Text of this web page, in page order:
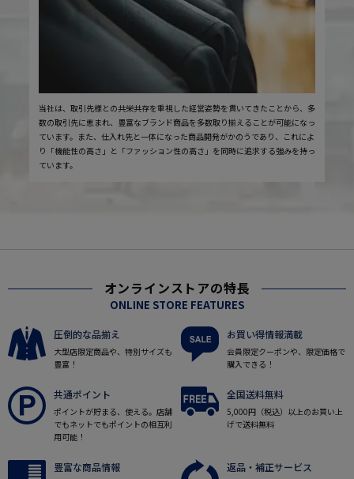
当社は、取引先様との共栄共存を重視した経営姿勢を貫いてきたことから、多
数の取引先に恵まれ、豊富なブランド商品を多数取り揃えることが可能になっ
ています。また、仕入れ先と一体になった商品開発がかのうであり、これによ
り「機能性の高さ」と「ファッション性の高さ」を同時に追求する強みを持っ
ています。
オンラインストアの特長
ONLINE STORE FEATURES
圧倒的な品揃え
大型店限定商品や、特別サイズも
豊富！
お買い得情報満載
会員限定クーポンや、限定価格で
購入できる！
共通ポイント
ポイントが貯まる、使える。店舗
でもネットでもポイントの相互利
用可能！
全国送料無料
5,000円（税込）以上のお買い上
げで送料無料
豊富な商品情報 返品・補正サービス